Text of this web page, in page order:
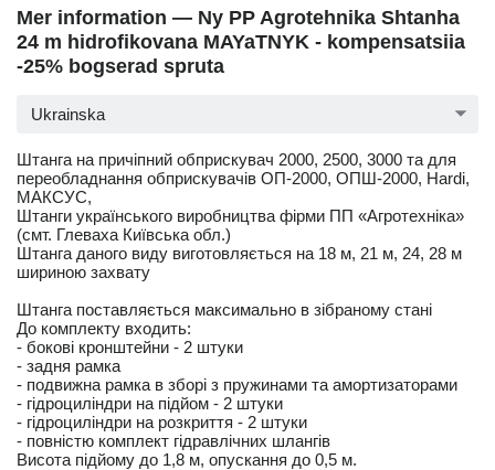
Mer information — Ny PP Agrotehnika Shtanha
24 m hidrofikovana MAYaTNYK - kompensatsiia
-25% bogserad spruta
Ukrainska
Штанга на причіпний обприскувач 2000, 2500, 3000 та для
переобладнання обприскувачів ОП-2000, ОПШ-2000, Hardi,
МАКСУС,
Штанги українського виробництва фірми ПП «Агротехніка»
(смт. Глеваха Київська обл.)
Штанга даного виду виготовляється на 18 м, 21 м, 24, 28 м
шириною захвату
Штанга поставляється максимально в зібраному стані
До комплекту входить:
- бокові кронштейни - 2 штуки
- задня рамка
- подвижна рамка в зборі з пружинами та амортизаторами
- гідроциліндри на підйом - 2 штуки
- гідроциліндри на розкриття - 2 штуки
- повністю комплект гідравлічних шлангів
Висота підйому до 1,8 м, опускання до 0,5 м.